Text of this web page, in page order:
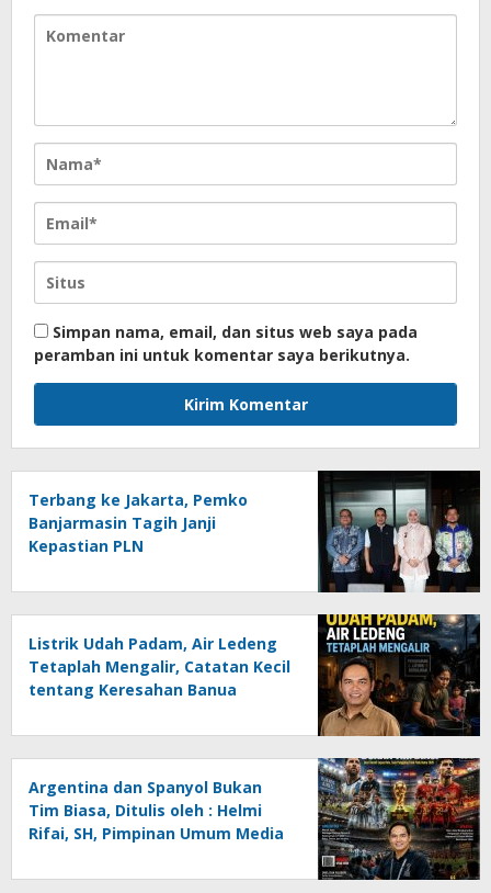
Simpan nama, email, dan situs web saya pada
peramban ini untuk komentar saya berikutnya.
Terbang ke Jakarta, Pemko
Banjarmasin Tagih Janji
Kepastian PLN
Listrik Udah Padam, Air Ledeng
Tetaplah Mengalir, Catatan Kecil
tentang Keresahan Banua
Ancaman Lingkungan, Oleh :
Helmi Rifai, SH
Argentina dan Spanyol Bukan
Tim Biasa, Ditulis oleh : Helmi
Rifai, SH, Pimpinan Umum Media